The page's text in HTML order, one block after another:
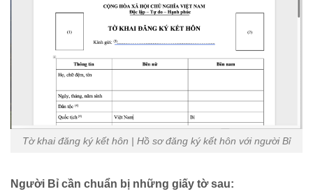
Tờ khai đăng ký kết hôn | Hồ sơ đăng ký kết hôn với người Bỉ
Người Bỉ cần chuẩn bị những giấy tờ sau: